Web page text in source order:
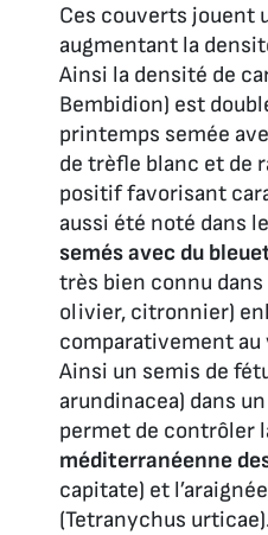
Ces couverts jouent
augmentant la
Ainsi la densité de
Bembidion) est
printemps semée
de trèfle blanc et de
positif favorisant
aussi été noté dans
semés avec du
très bien connu
olivier, citronnier)
comparativement au
Ainsi un semis de
arundinacea) dans
permet de contrôler
méditerranéenne
capitate) et
(Tetranychus